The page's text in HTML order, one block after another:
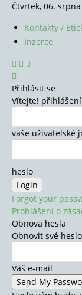
Čtvrtek, 06.
Kontakty /
Inzerce
Přihlásit se
Vítejte!
vaše uživatelské
heslo
Forgot your
Prohlášení o
Obnova hesla
Obnovit své heslo
Váš e-mail